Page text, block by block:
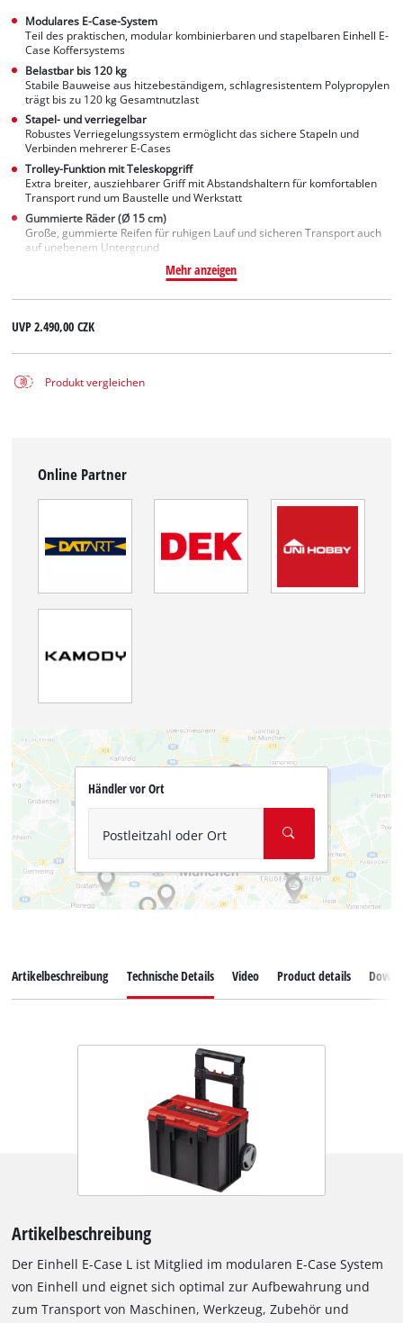
Modulares E-Case-System
Teil des praktischen, modular kombinierbaren und stapelbaren Einhell E-
Case Koffersystems
Belastbar bis 120 kg
Stabile Bauweise aus hitzebeständigem, schlagresistentem Polypropylen
trägt bis zu 120 kg Gesamtnutzlast
Stapel- und verriegelbar
Robustes Verriegelungssystem ermöglicht das sichere Stapeln und
Verbinden mehrerer E-Cases
Trolley-Funktion mit Teleskopgriff
Extra breiter, ausziehbarer Griff mit Abstandshaltern für komfortablen
Transport rund um Baustelle und Werkstatt
Gummierte Räder (Ø 15 cm)
Große, gummierte Reifen für ruhigen Lauf und sicheren Transport auch
auf unebenem Untergrund
Mehr anzeigen
UVP2.490,00 CZK
Produkt vergleichen
Online Partner
Händler vor Ort
Postleitzahl oder Ort
Artikelbeschreibung Technische Details Video Product details
Artikelbeschreibung
Der Einhell E-Case L ist Mitglied im modularen E-Case System
von Einhell und eignet sich optimal zur Aufbewahrung und
zum Transport von Maschinen, Werkzeug, Zubehör und